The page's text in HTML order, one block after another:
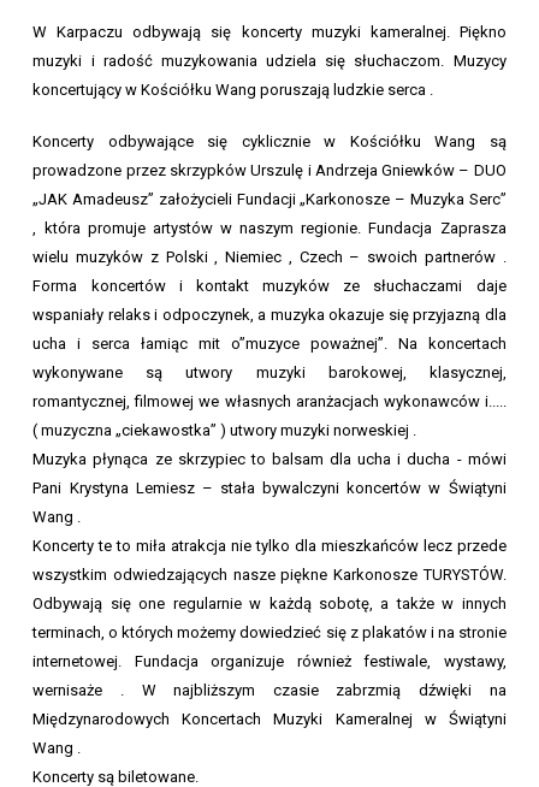
W Karpaczu odbywają się koncerty muzyki kameralnej. Piękno
muzyki i radość muzykowania udziela się słuchaczom. Muzycy
koncertujący w Kościółku Wang poruszają ludzkie serca .
Koncerty odbywające się cyklicznie w Kościółku Wang są
prowadzone przez skrzypków Urszulę i Andrzeja Gniewków – DUO
„JAK Amadeusz” założycieli Fundacji „Karkonosze – Muzyka Serc”
, która promuje artystów w naszym regionie. Fundacja Zaprasza
wielu muzyków z Polski , Niemiec , Czech – swoich partnerów .
Forma koncertów i kontakt muzyków ze słuchaczami daje
wspaniały relaks i odpoczynek, a muzyka okazuje się przyjazną dla
ucha i serca łamiąc mit o”muzyce poważnej”. Na koncertach
wykonywane są utwory muzyki barokowej, klasycznej,
romantycznej, filmowej we własnych aranżacjach wykonawców i.....
( muzyczna „ciekawostka” ) utwory muzyki norweskiej .
Muzyka płynąca ze skrzypiec to balsam dla ucha i ducha - mówi
Pani Krystyna Lemiesz – stała bywalczyni koncertów w Świątyni
Wang .
Koncerty te to miła atrakcja nie tylko dla mieszkańców lecz przede
wszystkim odwiedzających nasze piękne Karkonosze TURYSTÓW.
Odbywają się one regularnie w każdą sobotę, a także w innych
terminach, o których możemy dowiedzieć się z plakatów i na stronie
internetowej. Fundacja organizuje również festiwale, wystawy,
wernisaże . W najbliższym czasie zabrzmią dźwięki na
Międzynarodowych Koncertach Muzyki Kameralnej w Świątyni
Wang .
Koncerty są biletowane.